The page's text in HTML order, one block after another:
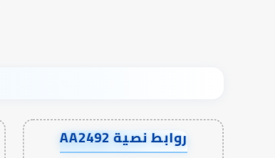
روابط نصية AA2492